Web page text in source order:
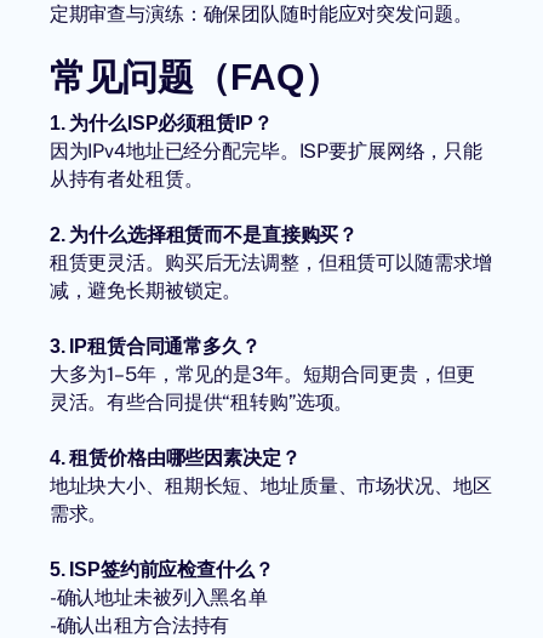
定期审查与演练：确保团队随时能应对突发问题。
常见问题（FAQ）
1. 为什么ISP必须租赁IP？
因为IPv4地址已经分配完毕。ISP要扩展网络，只能
从持有者处租赁。
2. 为什么选择租赁而不是直接购买？
租赁更灵活。购买后无法调整，但租赁可以随需求增
减，避免长期被锁定。
3. IP租赁合同通常多久？
大多为1–5年，常见的是3年。短期合同更贵，但更
灵活。有些合同提供“租转购”选项。
4. 租赁价格由哪些因素决定？
地址块大小、租期长短、地址质量、市场状况、地区
需求。
5. ISP签约前应检查什么？
-确认地址未被列入黑名单
-确认出租方合法持有